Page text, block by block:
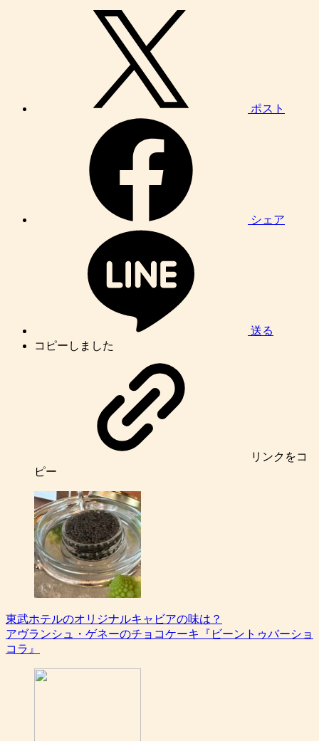
ポスト
シェア
送る
コピーしました
リンク をコ
ピー
東武ホテルのオリジナルキャビアの味は？
アヴランシュ・ゲネーのチョコケーキ『ビーントゥバーショ
コラ』